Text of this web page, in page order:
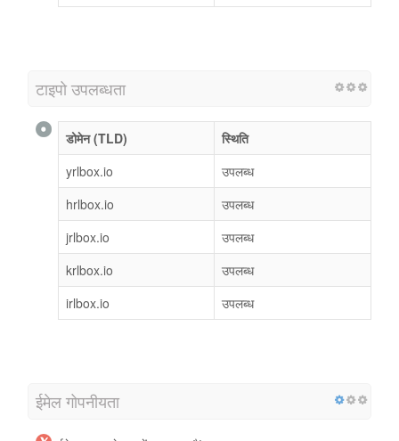
टाइपो उपलब्धता
डोमेन (TLD)
स्थिति
yrlbox.io
उपलब्ध
hrlbox.io
उपलब्ध
jrlbox.io
उपलब्ध
krlbox.io
उपलब्ध
irlbox.io
उपलब्ध
ईमेल गोपनीयता